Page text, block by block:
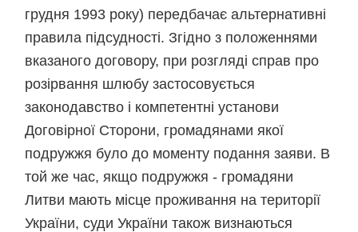
грудня 1993 року) передбачає альтернативні
правила підсудності. Згідно з положеннями
вказаного договору, при розгляді справ про
розірвання шлюбу застосовується
законодавство і компетентні установи
Договірної Сторони, громадянами якої
подружжя було до моменту подання заяви. В
той же час, якщо подружжя - громадяни
Литви мають місце проживання на території
України, суди України також визнаються